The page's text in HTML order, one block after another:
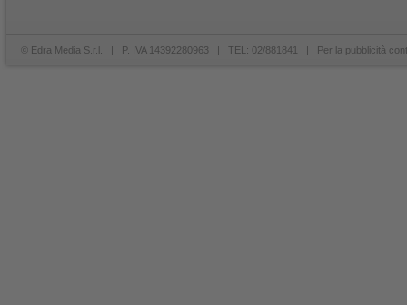
© Edra Media S.r.l. | P. IVA 14392280963 | TEL: 02/881841 | Per la pubblicità